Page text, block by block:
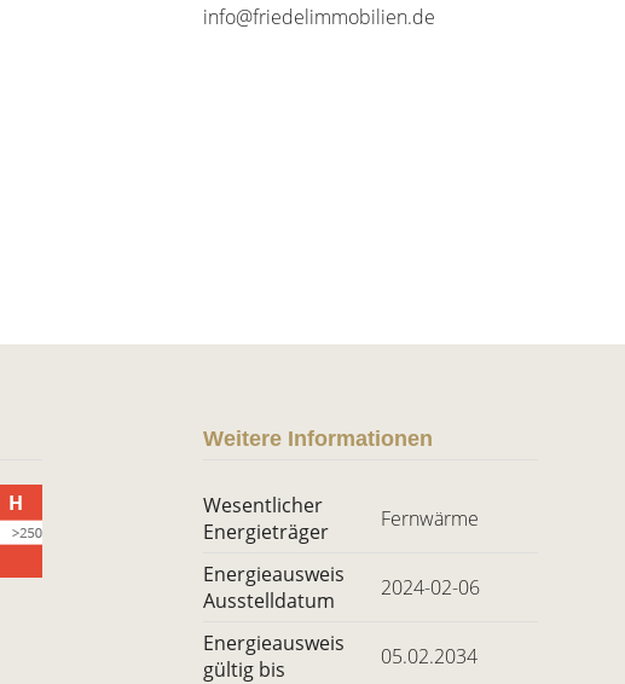
info@friedelimmobilien.de
Weitere Informationen
Wesentlicher
Energieträger
Fernwärme
Energieausweis
Ausstelldatum
2024-02-06
Energieausweis
gültig bis
05.02.2034